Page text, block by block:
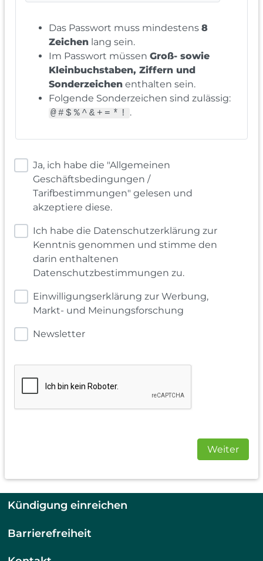
Das Passwort muss mindestens 8
Zeichen lang sein.
Im Passwort müssen Groß- sowie
Kleinbuchstaben, Ziffern und
Sonderzeichen enthalten sein.
Folgende Sonderzeichen sind zulässig:
@#$%^&+=*! .
Ja, ich habe die "Allgemeinen
Geschäftsbedingungen /
Tarifbestimmungen" gelesen und
akzeptiere diese.
Ich habe die Datenschutzerklärung zur
Kenntnis genommen und stimme den
darin enthaltenen
Datenschutzbestimmungen zu.
Einwilligungserklärung zur Werbung,
Markt- und Meinungsforschung
Newsletter
Weiter
Kündigung einreichen
Barrierefreiheit